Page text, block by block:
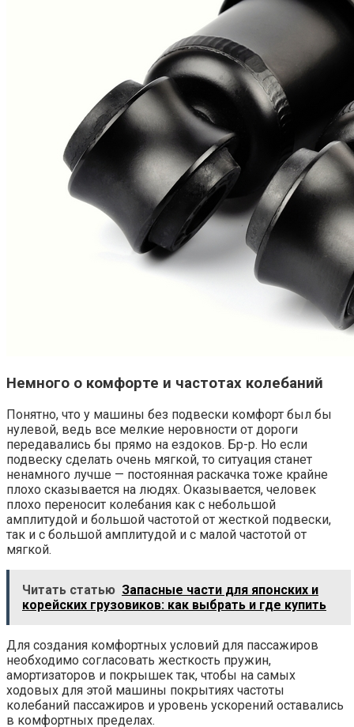
Немного о комфорте и частотах колебаний
Понятно, что у машины без подвески комфорт был бы
нулевой, ведь все мелкие неровности от дороги
передавались бы прямо на ездоков. Бр-р. Но если
подвеску сделать очень мягкой, то ситуация станет
ненамного лучше — постоянная раскачка тоже крайне
плохо сказывается на людях. Оказывается, человек
плохо переносит колебания как с небольшой
амплитудой и большой частотой от жесткой подвески,
так и с большой амплитудой и с малой частотой от
мягкой.
Читать статью Запасные части для японских и
корейских грузовиков: как выбрать и где купить
Для создания комфортных условий для пассажиров
необходимо согласовать жесткость пружин,
амортизаторов и покрышек так, чтобы на самых
ходовых для этой машины покрытиях частоты
колебаний пассажиров и уровень ускорений оставались
в комфортных пределах.